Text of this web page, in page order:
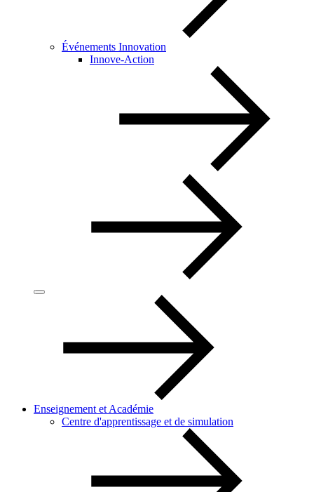
Événements Innovation
Innove-Action
Enseignement et Académie
Centre d'apprentissage et de simulation